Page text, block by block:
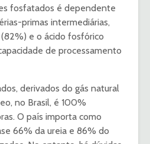
fosfatados é dependente
primas intermediárias,
e o ácido fosfórico
de processamento
derivados do gás natural
no Brasil, é 100%
O país importa como
66% da ureia e 86% do